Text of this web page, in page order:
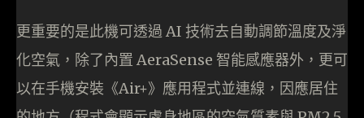
更重要的是此機可透過 AI 技術去自動調節溫度及淨
化空氣，除了內置 AeraSense 智能感應器外，更可
以在手機安裝《Air+》應用程式並連線，因應居住